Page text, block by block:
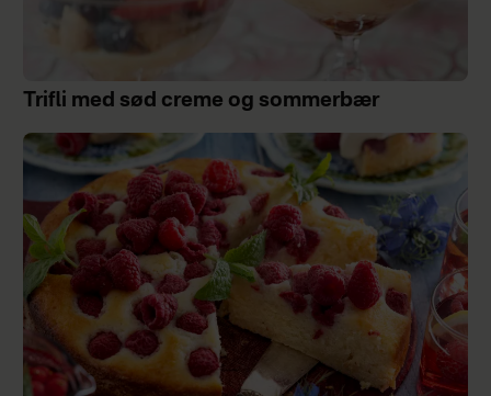
Trifli med sød creme og sommerbær